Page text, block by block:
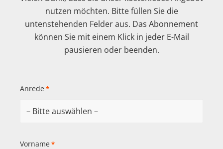
nutzen möchten. Bitte füllen Sie die
untenstehenden Felder aus. Das Abonnement
können Sie mit einem Klick in jeder E-Mail
pausieren oder beenden.
Anrede *
Vorname *